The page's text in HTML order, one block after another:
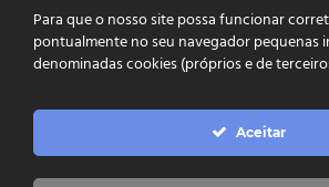
FALE CONOSCO
Endereço:Rua Said Abdalla, Nº 310,
75802-035, Jataí - GO
Para que o nosso site possa funcionar
pontualmente no seu navegador pequenas
denominadas cookies (próprios e de
Aceitar